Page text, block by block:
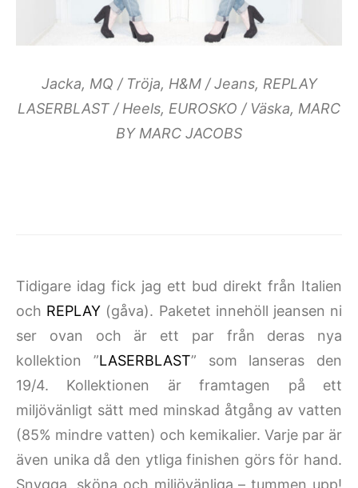
Jacka, MQ / Tröja, H&M / Jeans, REPLAY
LASERBLAST / Heels, EUROSKO / Väska, MARC
BY MARC JACOBS
Tidigare idag fick jag ett bud direkt från Italien
och REPLAY (gåva). Paketet innehöll jeansen ni
ser ovan och är ett par från deras nya
kollektion ”LASERBLAST” som lanseras den
19/4. Kollektionen är framtagen på ett
miljövänligt sätt med minskad åtgång av vatten
(85% mindre vatten) och kemikalier. Varje par är
även unika då den ytliga finishen görs för hand.
Snygga, sköna och miljövänliga – tummen upp!